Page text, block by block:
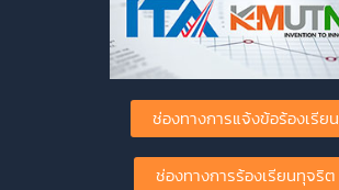
ช่องทางการแจ้งข้อร้องเรียน
ช่องทางการร้องเรียนทุจริต